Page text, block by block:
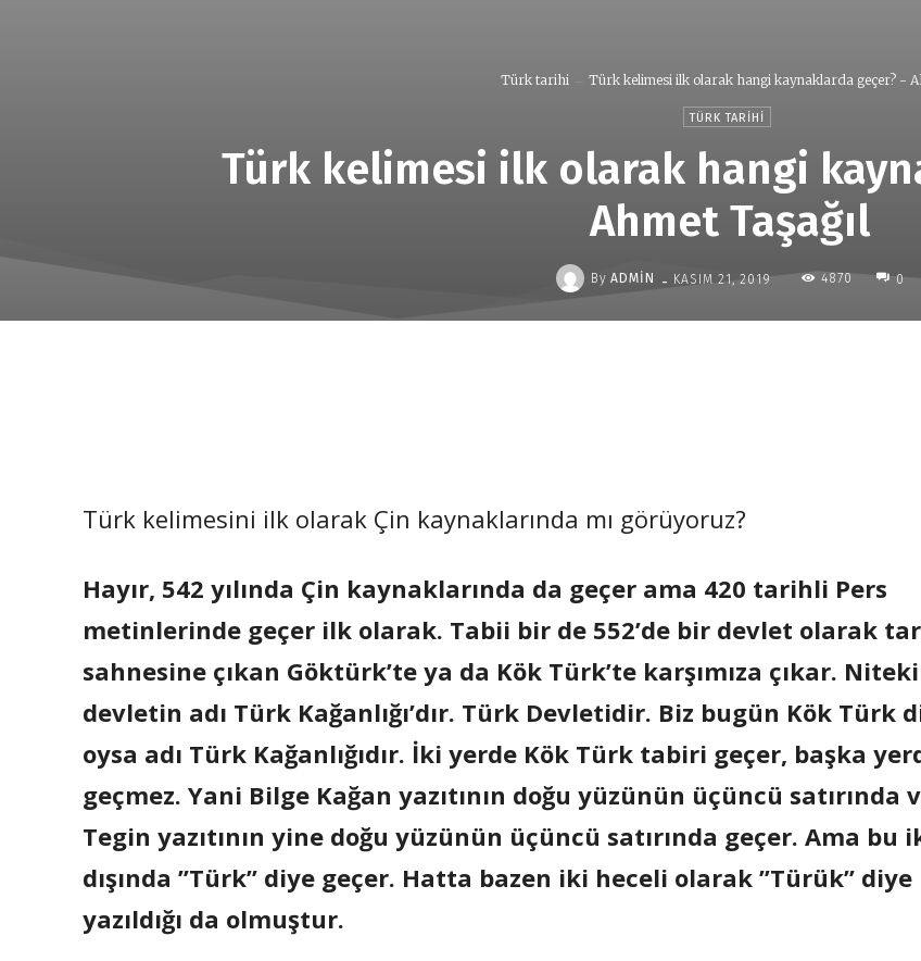
Türk tarihi Türk kelimesi ilk olarak hangi kaynaklarda geçer? -
TÜRK TARIHI
Türk kelimesi ilk olarak hangi
Ahmet Taşağıl
By ADMIN - KASIM 21, 2019 4870 0
Türk kelimesini ilk olarak Çin kaynaklarında mı görüyoruz?
Hayır, 542 yılında Çin kaynaklarında da geçer ama 420 tarihli Pers
metinlerinde geçer ilk olarak. Tabii bir de 552’de bir devlet olarak
sahnesine çıkan Göktürk’te ya da Kök Türk’te karşımıza çıkar.
devletin adı Türk Kağanlığı’dır. Türk Devletidir. Biz bugün Kök Türk
oysa adı Türk Kağanlığıdır. İki yerde Kök Türk tabiri geçer, başka
geçmez. Yani Bilge Kağan yazıtının doğu yüzünün üçüncü satırında
Tegin yazıtının yine doğu yüzünün üçüncü satırında geçer. Ama bu
dışında ”Türk” diye geçer. Hatta bazen iki heceli olarak ”Türük” diye
yazıldığı da olmuştur.